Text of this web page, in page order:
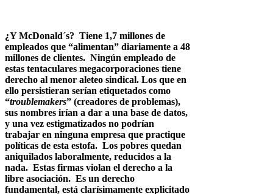
¿Y McDonald´s? Tiene 1,7 millones de
empleados que “alimentan” diariamente a 48
millones de clientes. Ningún empleado de
estas tentaculares megacorporaciones tiene
derecho al menor aleteo sindical. Los que en
ello persistieran serían etiquetados como
“troublemakers” (creadores de problemas),
sus nombres irían a dar a una base de datos,
y una vez estigmatizados no podrían
trabajar en ninguna empresa que practique
políticas de esta estofa. Los pobres quedan
aniquilados laboralmente, reducidos a la
nada. Estas firmas violan el derecho a la
libre asociación. Es un derecho
fundamental, está clarísimamente explicitado